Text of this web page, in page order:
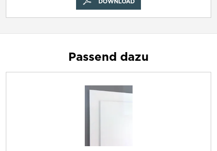
Passend dazu